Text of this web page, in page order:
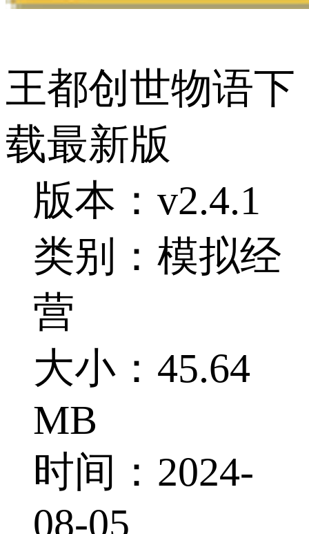
王都创世物语下
载最新版
版本：v2.4.1
类别：模拟经
营
大小：45.64
MB
时间：2024-
08-05